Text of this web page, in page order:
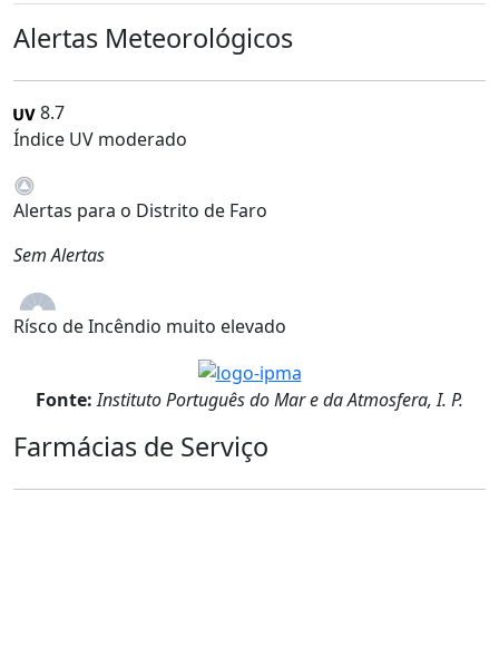
Alertas Meteorológicos
8.7
Índice UV moderado
Alertas para o Distrito de Faro
Sem Alertas
Rísco de Incêndio muito elevado
Fonte: Instituto Português do Mar e da Atmosfera, I. P.
Farmácias de Serviço